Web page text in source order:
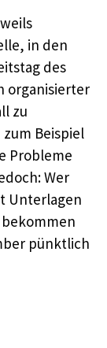
in den
des
organisierter
zu
Beispiel
Probleme
Wer
Unterlagen
pünktlich